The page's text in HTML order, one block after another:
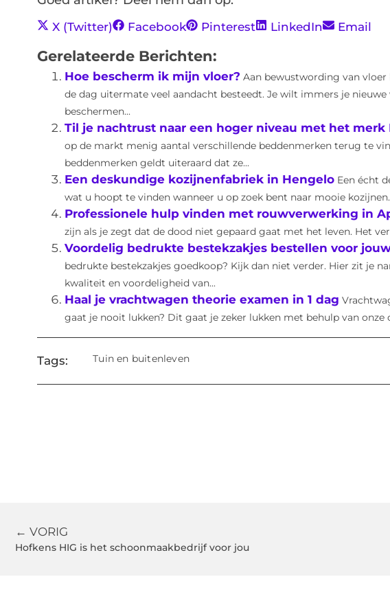
X (Twitter) Facebook Pinterest LinkedIn Email
Gerelateerde Berichten:
Hoe bescherm ik mijn vloer? Aan bewustwording van
de dag uitermate veel aandacht besteedt. Je wilt immers je
beschermen...
Til je nachtrust naar een hoger niveau met het merk
op de markt menig aantal verschillende beddenmerken terug te
beddenmerken geldt uiteraard dat ze...
Een deskundige kozijnenfabriek in Hengelo Een écht
wat u hoopt te vinden wanneer u op zoek bent naar mooie kozijnen.
Professionele hulp vinden met rouwverwerking in
zijn als je zegt dat de dood niet gepaard gaat met het leven. Het
Voordelig bedrukte bestekzakjes bestellen voor
bedrukte bestekzakjes goedkoop? Kijk dan niet verder. Hier zit je
kwaliteit en voordeligheid van...
Haal je vrachtwagen theorie examen in 1 dag
gaat je nooit lukken? Dit gaat je zeker lukken met behulp van onze
Tags: Tuin en buitenleven
← VORIG
Hofkens HIG is het schoonmaakbedrijf voor jou